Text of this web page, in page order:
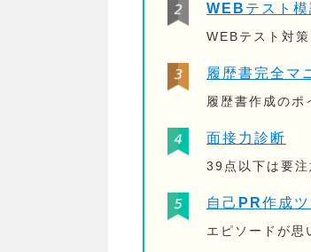
WEBテスト模
WEBテスト対
履歴書完全マ
履歴書作成の
面接力診断
39点以下は要
自己PR作成
エピソードが思